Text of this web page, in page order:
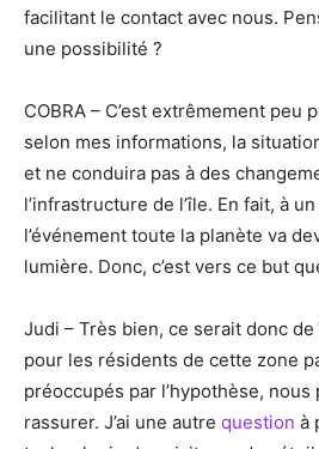
facilitant le contact avec nous.
une possibilité ?
COBRA – C’est extrêmement peu
selon mes informations, la
et ne conduira pas à des
l’infrastructure de l’île. En fait, à
l’événement toute la planète va
lumière. Donc, c’est vers ce but
Judi – Très bien, ce serait donc
pour les résidents de cette zone
préoccupés par l’hypothèse,
rassurer. J’ai une autre question à